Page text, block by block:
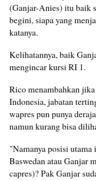
(Ganjar-Anies) itu baik
begini, siapa yang
katanya.
Kelihatannya, baik
mengincar kursi RI 1.
Rico menambahkan
Indonesia, jabatan
wapres pun punya
namun kurang bisa
"Namanya posisi
Baswedan atau Ganjar
capres)? Pak Ganjar